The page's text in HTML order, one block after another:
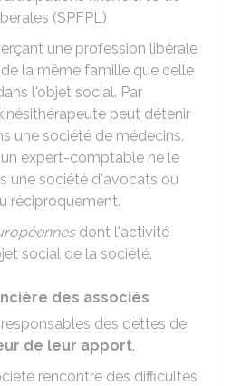
(SPFPL)
une profession libérale
la même famille que celle
l'objet social. Par
peut détenir
une société de médecins.
un expert-comptable ne le
une société d'avocats ou
réciproquement.
dont l'activité
social de la société.
des associés
des dettes de
de leur apport.
rencontre des difficultés